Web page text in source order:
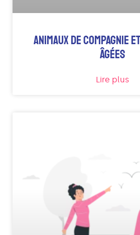
ANIMAUX DE COMPAGNIE
ÂGÉES
Lire plus